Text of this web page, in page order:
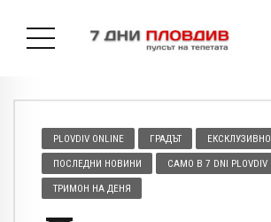
PLOVDIV ONLINE ГРАДЪТ ЕКСКЛУЗИВНО
ПОСЛЕДНИ НОВИНИ САМО В 7 DNI PLOVDIV
ТРИМОН НА ДЕНЯ